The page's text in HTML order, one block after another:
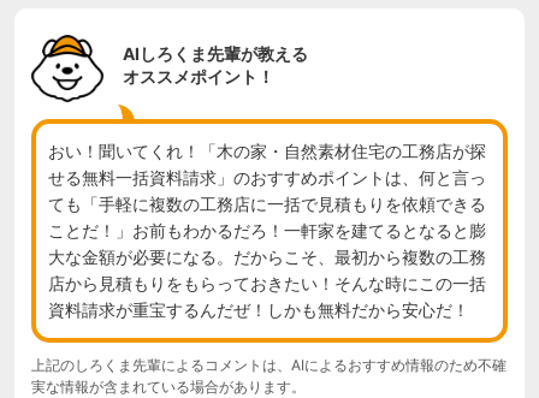
AIしろくま先輩が教える
オススメポイント！
おい！聞いてくれ！「木の家・自然素材住宅の工務店が探
せる無料一括資料請求」のおすすめポイントは、何と言っ
ても「手軽に複数の工務店に一括で見積もりを依頼できる
ことだ！」お前もわかるだろ！一軒家を建てるとなると膨
大な金額が必要になる。だからこそ、最初から複数の工務
店から見積もりをもらっておきたい！そんな時にこの一括
資料請求が重宝するんだぜ！しかも無料だから安心だ！
上記のしろくま先輩によるコメントは、AIによるおすすめ情報のため不確
実な情報が含まれている場合があります。